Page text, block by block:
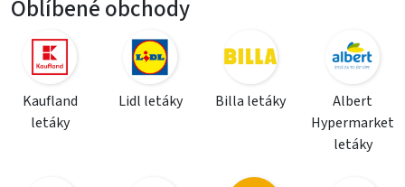
Oblíbené obchody
Kaufland
letáky
Lidl letáky Billa letáky
Albert
Hypermarket
letáky